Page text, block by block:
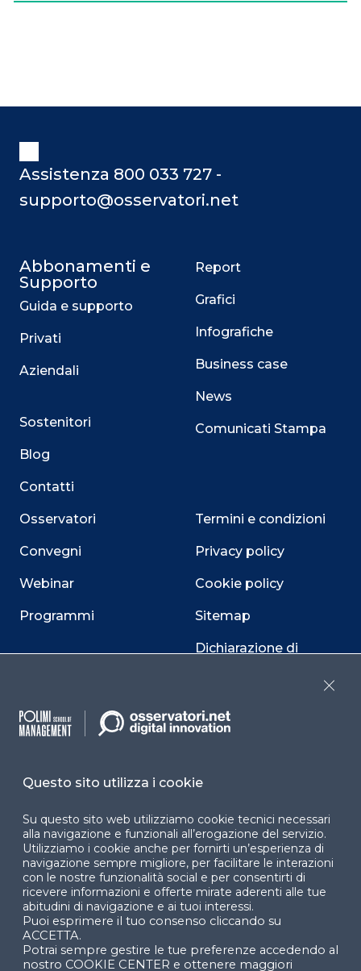
Assistenza 800 033 727 -
supporto@osservatori.net
Abbonamenti e
Supporto
Guida e supporto
Privati
Aziendali
Sostenitori
Blog
Contatti
Osservatori
Convegni
Webinar
Programmi
Report
Grafici
Infografiche
Business case
News
Comunicati Stampa
Termini e condizioni
Privacy policy
Cookie policy
Sitemap
Dichiarazione di
Facebook LinkedIn
YouTube X
Questo sito utilizza i cookie
Su questo sito web utilizziamo cookie tecnici necessari
alla navigazione e funzionali all’erogazione del servizio.
Utilizziamo i cookie anche per fornirti un’esperienza di
navigazione sempre migliore, per facilitare le interazioni
con le nostre funzionalità social e per consentirti di
ricevere informazioni e offerte mirate aderenti alle tue
abitudini di navigazione e ai tuoi interessi.
Puoi esprimere il tuo consenso cliccando su
ACCETTA.
Potrai sempre gestire le tue preferenze accedendo al
nostro COOKIE CENTER e ottenere maggiori